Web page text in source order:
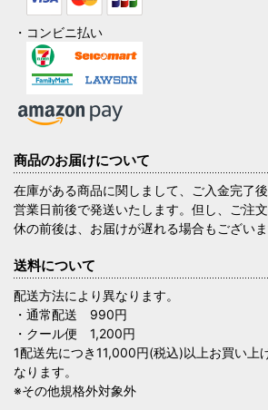
・コンビニ払い
商品のお届けについて
在庫がある商品に関しまして、ご入金完了
営業日前後で発送いたします。但し、ご注
休の前後は、お届けが遅れる場合もございま
送料について
配送方法により異なります。
・通常配送 990円
・クール便 1,200円
1配送先につき11,000円(税込)以上お買い上
なります。
※その他規格外対象外